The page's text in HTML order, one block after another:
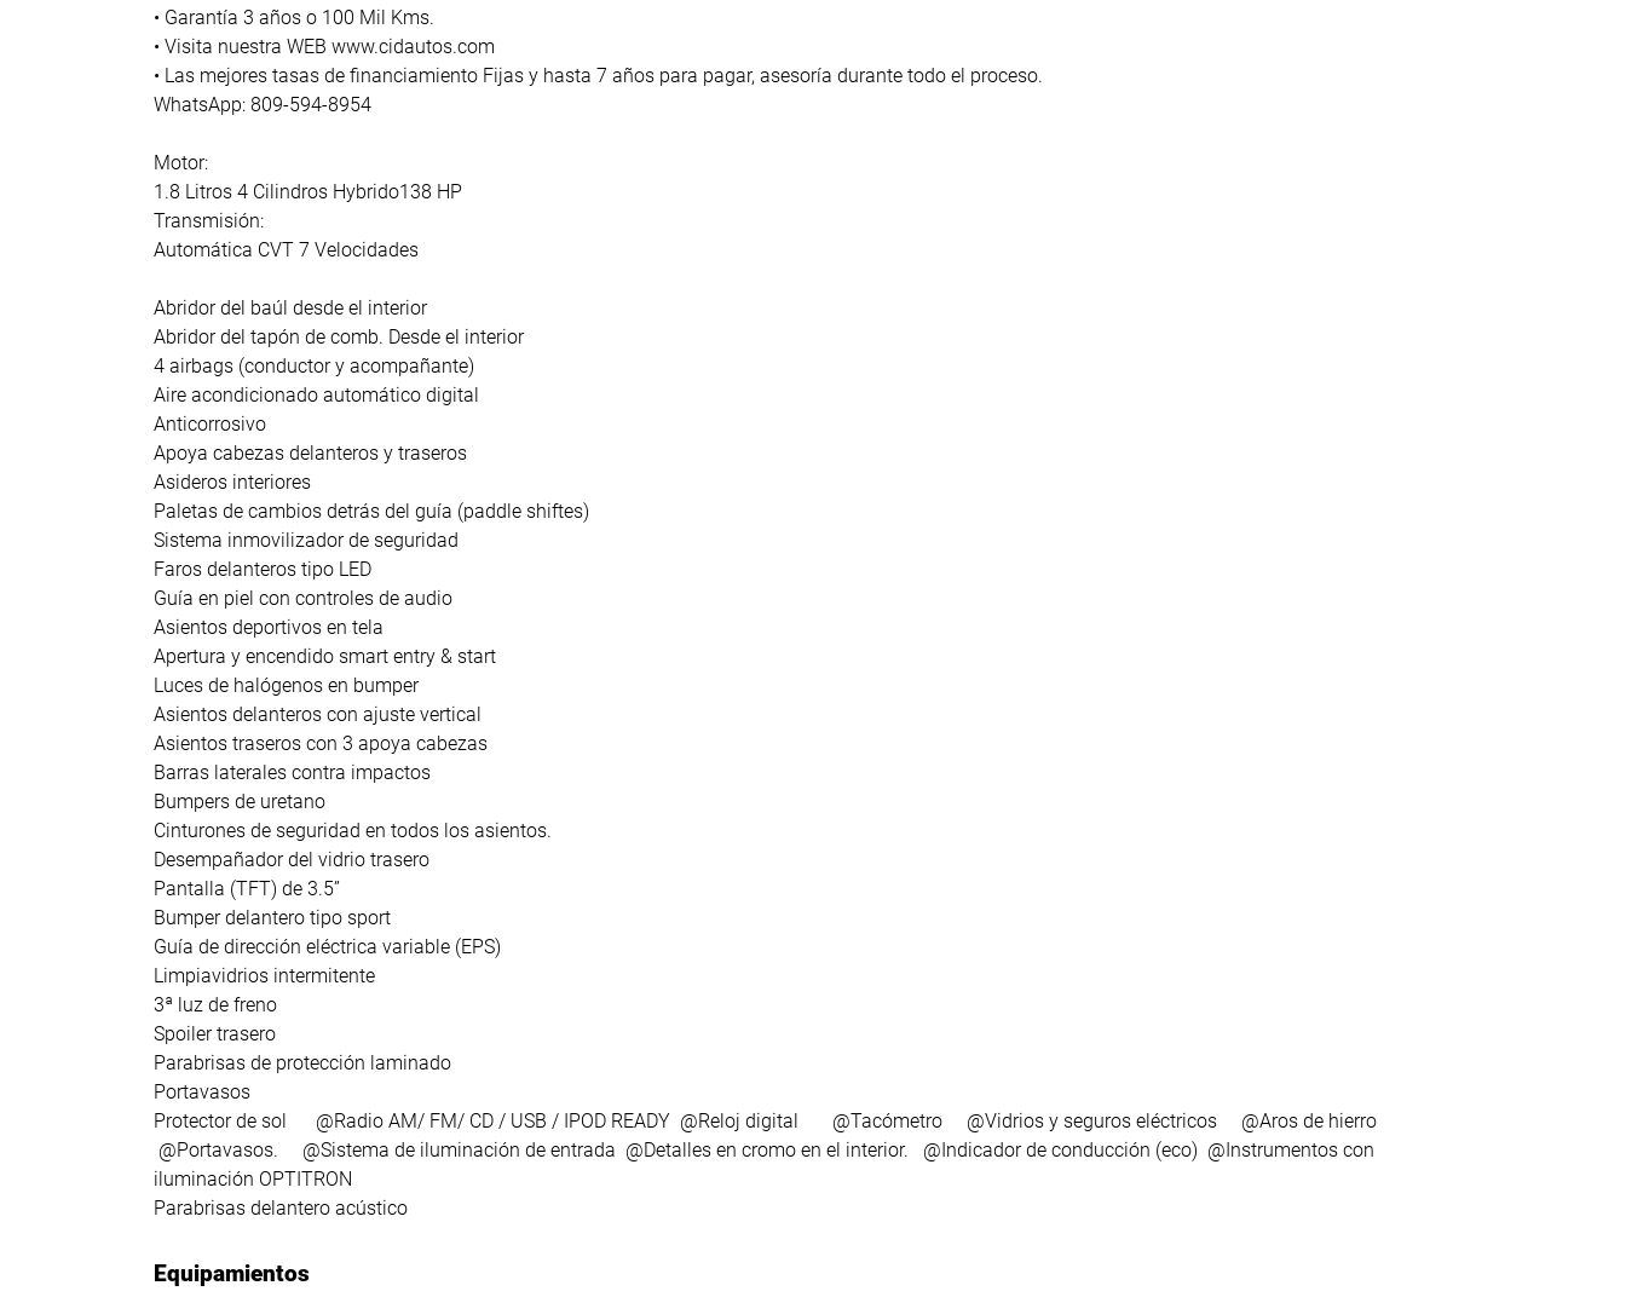
• Garantía 3 años o 100 Mil Kms.
• Visita nuestra WEB www.cidautos.com
• Las mejores tasas de financiamiento Fijas y hasta 7 años para pagar, asesoría durante todo el proceso.
WhatsApp: 809-594-8954
Motor:
1.8 Litros 4 Cilindros Hybrido138 HP
Transmisión:
Automática CVT 7 Velocidades
Abridor del baúl desde el interior
Abridor del tapón de comb. Desde el interior
4 airbags (conductor y acompañante)
Aire acondicionado automático digital
Anticorrosivo
Apoya cabezas delanteros y traseros
Asideros interiores
Paletas de cambios detrás del guía (paddle shiftes)
Sistema inmovilizador de seguridad
Faros delanteros tipo LED
Guía en piel con controles de audio
Asientos deportivos en tela
Apertura y encendido smart entry & start
Luces de halógenos en bumper
Asientos delanteros con ajuste vertical
Asientos traseros con 3 apoya cabezas
Barras laterales contra impactos
Bumpers de uretano
Cinturones de seguridad en todos los asientos.
Desempañador del vidrio trasero
Pantalla (TFT) de 3.5”
Bumper delantero tipo sport
Guía de dirección eléctrica variable (EPS)
Limpiavidrios intermitente
3ª luz de freno
Spoiler trasero
Parabrisas de protección laminado
Portavasos
Protector de sol @Radio AM/ FM/ CD / USB / IPOD READY @Reloj digital @Tacómetro @Vidrios y seguros eléctricos @Aros de hierro
@Portavasos. @Sistema de iluminación de entrada @Detalles en cromo en el interior. @Indicador de conducción (eco) @Instrumentos con
iluminación OPTITRON
Parabrisas delantero acústico
Equipamientos